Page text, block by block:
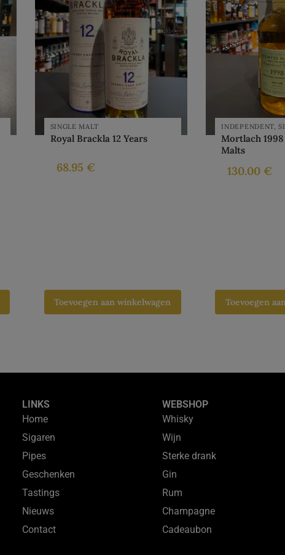
SINGLE MALT
Royal Brackla 12 Years
68.95 €
Toevoegen aan winkelwagen
INDEPENDENT ,
Mortlach
Malts
130.00 €
Toevoegen
LINKS
Home
Sigaren
Pipes
Geschenken
Tastings
Nieuws
Contact
WEBSHOP
Whisky
Wijn
Sterke drank
Gin
Rum
Champagne
Cadeaubon